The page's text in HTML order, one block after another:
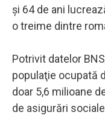
şi 64 de ani
o treime dintre
Potrivit datelor
populaţie ocupată
doar 5,6 milioane
de asigurări